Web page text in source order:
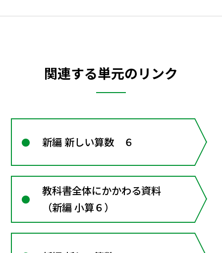
関連する単元のリンク
新編 新しい算数 ６
教科書全体にかかわる資料
（新編 小算６）